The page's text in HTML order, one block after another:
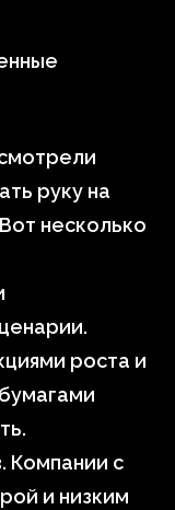
руку на
несколько
роста и
Компании с
и низким